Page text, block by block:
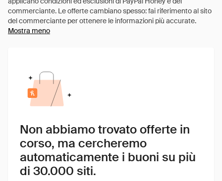
Mostra meno
Non abbiamo trovato offerte in
corso, ma cercheremo
automaticamente i buoni su più
di 30.000 siti.